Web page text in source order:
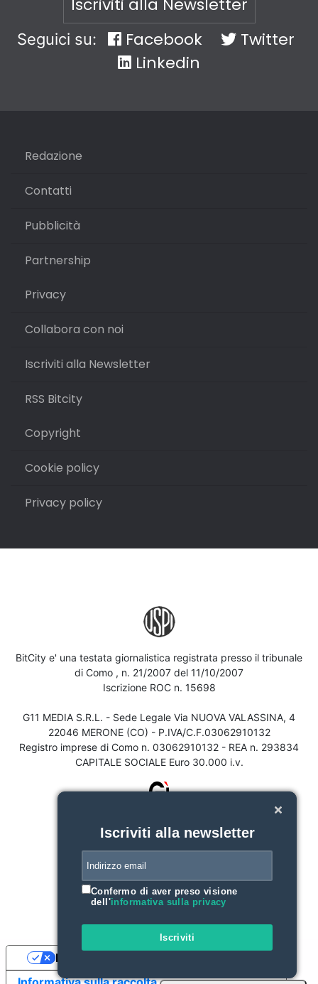
Iscriviti alla Newsletter
Seguici su: Facebook
Twitter
Linkedin
Redazione
Contatti
Pubblicità
Partnership
Privacy
Collabora con noi
Iscriviti alla Newsletter
RSS Bitcity
Copyright
Cookie policy
Privacy policy
BitCity e' una testata giornalistica registrata presso il tribunale
di Como , n. 21/2007 del 11/10/2007
Iscrizione ROC n. 15698
G11 MEDIA S.R.L. - Sede Legale Via NUOVA VALASSINA, 4
22046 MERONE (CO) - P.IVA/C.F.03062910132
Registro imprese di Como n. 03062910132 - REA n. 293834
CAPITALE SOCIALE Euro 30.000 i.v.
Iscriviti alla newsletter
Confermo di aver preso visione
dell'informativa sulla privacy
Iscriviti
Le tue preferenze relative alla privacy